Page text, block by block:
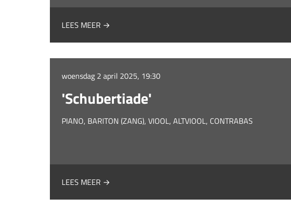
LEES MEER →
woensdag 2 april 2025, 19:30
'Schubertiade'
PIANO, BARITON (ZANG), VIOOL, ALTVIOOL, CONTRABAS
LEES MEER →